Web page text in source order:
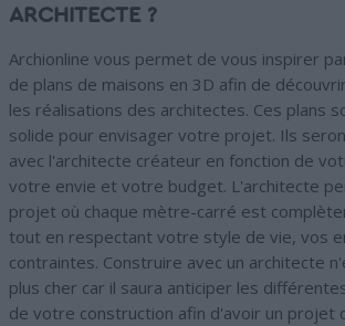
ARCHITECTE ?
Archionline vous permet de vous inspirer
de plans de maisons en 3D afin de
les réalisations des architectes. Ces plans
solide pour envisager votre projet. Ils
avec l'architecte créateur en fonction de
votre envie et votre budget. L'architecte
projet où chaque mètre-carré est
tout en respectant votre style de vie, vos
contraintes. Construire avec un architecte
plus cher car il saura anticiper les
de votre construction afin d'avoir un projet